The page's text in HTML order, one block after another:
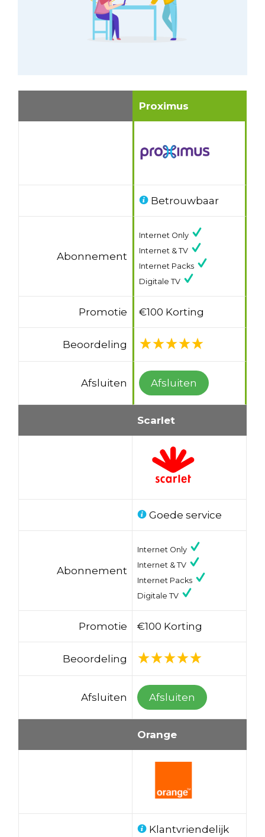
Proximus
Betrouwbaar
Abonnement
Internet Only
Internet & TV
Internet Packs
Digitale TV
Promotie €100 Korting
Beoordeling
Afsluiten Afsluiten
Scarlet
Goede service
Abonnement
Internet Only
Internet & TV
Internet Packs
Digitale TV
Promotie €100 Korting
Beoordeling
Afsluiten Afsluiten
Orange
Klantvriendelijk